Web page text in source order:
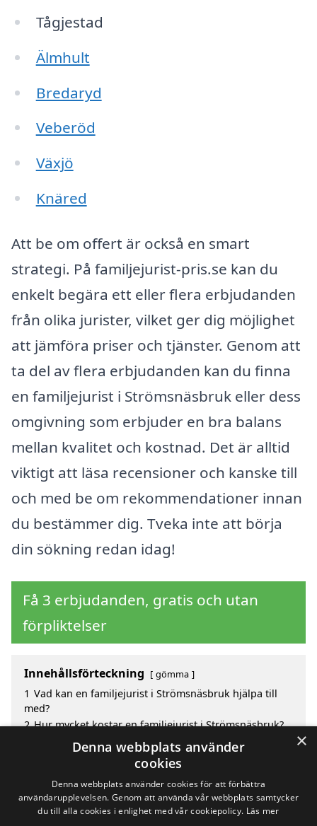
Tågjestad
Älmhult
Bredaryd
Veberöd
Växjö
Knäred
Att be om offert är också en smart
strategi. På familjejurist-pris.se kan du
enkelt begära ett eller flera erbjudanden
från olika jurister, vilket ger dig möjlighet
att jämföra priser och tjänster. Genom att
ta del av flera erbjudanden kan du finna
en familjejurist i Strömsnäsbruk eller dess
omgivning som erbjuder en bra balans
mellan kvalitet och kostnad. Det är alltid
viktigt att läsa recensioner och kanske till
och med be om rekommendationer innan
du bestämmer dig. Tveka inte att börja
din sökning redan idag!
Få 3 erbjudanden, gratis och utan
förpliktelser
Innehållsförteckning gömma
1 Vad kan en familjejurist i Strömsnäsbruk hjälpa till
med?
2 Hur mycket kostar en familjejurist i Strömsnäsbruk?
Fördelar med att välja familjejurist i Strömsnäsbruk
Sök efter en skicklig familjejurist i de omgivande
städerna Strömsnäsbruk
×
Denna webbplats använder
cookies
Denna webbplats använder cookies för att förbättra
användarupplevelsen. Genom att använda vår webbplats samtycker
du till alla cookies i enlighet med vår cookiepolicy. Läs mer